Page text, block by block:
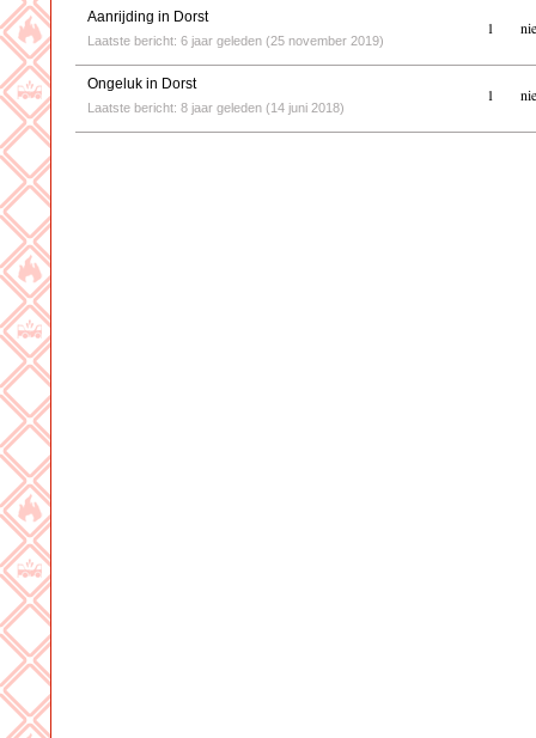
Aanrijding in Dorst
Laatste bericht: 6 jaar geleden (25 november 2019)
1
Ongeluk in Dorst
Laatste bericht: 8 jaar geleden (14 juni 2018)
1